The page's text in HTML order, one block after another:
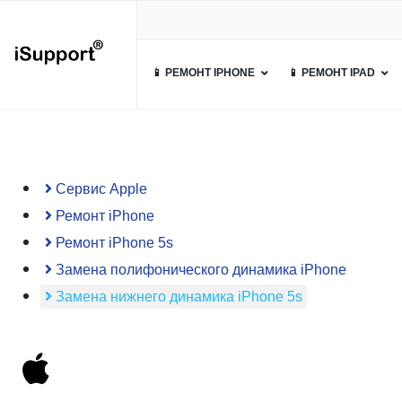
📱 РЕМОНТ IPHONE 📱 РЕМОНТ IPAD
Сервис Apple
Ремонт iPhone
Ремонт iPhone 5s
Замена полифонического динамика iPhone
Замена нижнего динамика iPhone 5s